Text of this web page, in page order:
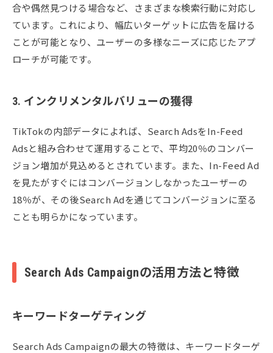
合や偶然見つける場合など、さまざまな検索行動に対応し
ています。これにより、幅広いターゲットに広告を届ける
ことが可能となり、ユーザーの多様なニーズに応じたアプ
ローチが可能です。
3. インクリメンタルバリューの獲得
TikTokの内部データによれば、Search AdsをIn-Feed
Adsと組み合わせて運用することで、平均20％のコンバー
ジョン増加が見込めるとされています。また、In-Feed Ad
を見たがすぐにはコンバージョンしなかったユーザーの
18％が、その後Search Adを通じてコンバージョンに至る
ことも明らかになっています。
Search Ads Campaignの活用方法と特徴
キーワードターゲティング
Search Ads Campaignの最大の特徴は、キーワードターゲ